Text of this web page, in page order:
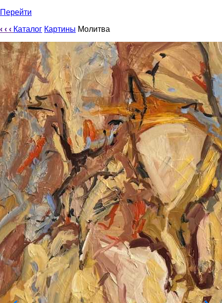
Перейти
‹ ‹ ‹ Каталог Картины Молитва